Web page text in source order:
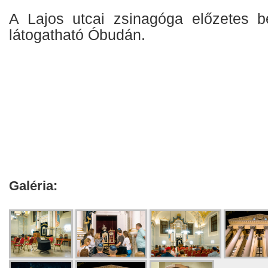
A Lajos utcai zsinagóga előzetes
látogatható Óbudán.
Galéria: